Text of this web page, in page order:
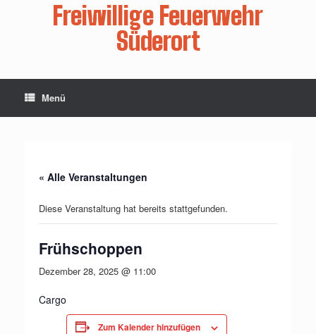
Freiwillige Feuerwehr
Süderort
Menü
« Alle Veranstaltungen
Diese Veranstaltung hat bereits stattgefunden.
Frühschoppen
Dezember 28, 2025 @ 11:00
Cargo
Zum Kalender hinzufügen